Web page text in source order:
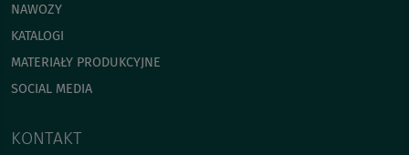
NAWOZY
KATALOGI
MATERIAŁY PRODUKCYJNE
SOCIAL MEDIA
KONTAKT